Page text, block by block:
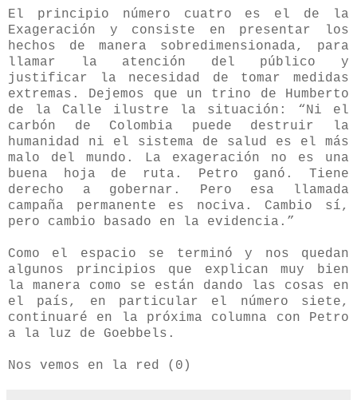
El principio número cuatro es el de la
Exageración y consiste en presentar los
hechos de manera sobredimensionada, para
llamar la atención del público y
justificar la necesidad de tomar medidas
extremas. Dejemos que un trino de Humberto
de la Calle ilustre la situación: “Ni el
carbón de Colombia puede destruir la
humanidad ni el sistema de salud es el más
malo del mundo. La exageración no es una
buena hoja de ruta. Petro ganó. Tiene
derecho a gobernar. Pero esa llamada
campaña permanente es nociva. Cambio sí,
pero cambio basado en la evidencia.”
Como el espacio se terminó y nos quedan
algunos principios que explican muy bien
la manera como se están dando las cosas en
el país, en particular el número siete,
continuaré en la próxima columna con Petro
a la luz de Goebbels.
Nos vemos en la red (0)